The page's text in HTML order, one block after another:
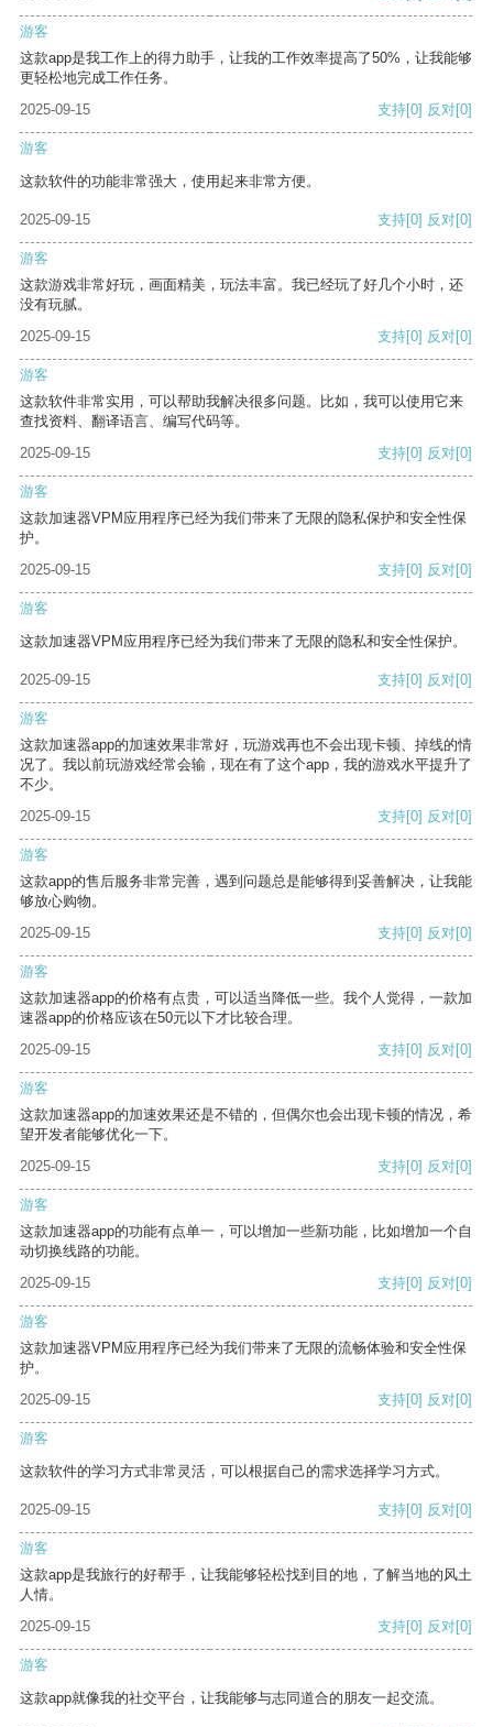
游客
这款app是我工作上的得力助手，让我的工作效率提高了50%，让我能够
更轻松地完成工作任务。
2025-09-15
支持[0] 反对[0]
游客
这款软件的功能非常强大，使用起来非常方便。
2025-09-15 支持[0] 反对[0]
游客
这款游戏非常好玩，画面精美，玩法丰富。我已经玩了好几个小时，还
没有玩腻。
2025-09-15
支持[0] 反对[0]
游客
这款软件非常实用，可以帮助我解决很多问题。比如，我可以使用它来
查找资料、翻译语言、编写代码等。
2025-09-15
支持[0] 反对[0]
游客
这款加速器VPM应用程序已经为我们带来了无限的隐私保护和安全性保
护。
2025-09-15
支持[0] 反对[0]
游客
这款加速器VPM应用程序已经为我们带来了无限的隐私和安全性保护。
2025-09-15 支持[0] 反对[0]
游客
这款加速器app的加速效果非常好，玩游戏再也不会出现卡顿、掉线的情
况了。我以前玩游戏经常会输，现在有了这个app，我的游戏水平提升了
不少。
2025-09-15
支持[0] 反对[0]
游客
这款app的售后服务非常完善，遇到问题总是能够得到妥善解决，让我能
够放心购物。
2025-09-15
支持[0] 反对[0]
游客
这款加速器app的价格有点贵，可以适当降低一些。我个人觉得，一款加
速器app的价格应该在50元以下才比较合理。
2025-09-15
支持[0] 反对[0]
游客
这款加速器app的加速效果还是不错的，但偶尔也会出现卡顿的情况，希
望开发者能够优化一下。
2025-09-15
支持[0] 反对[0]
游客
这款加速器app的功能有点单一，可以增加一些新功能，比如增加一个自
动切换线路的功能。
2025-09-15
支持[0] 反对[0]
游客
这款加速器VPM应用程序已经为我们带来了无限的流畅体验和安全性保
护。
2025-09-15
支持[0] 反对[0]
游客
这款软件的学习方式非常灵活，可以根据自己的需求选择学习方式。
2025-09-15 支持[0] 反对[0]
游客
这款app是我旅行的好帮手，让我能够轻松找到目的地，了解当地的风土
人情。
2025-09-15
支持[0] 反对[0]
游客
这款app就像我的社交平台，让我能够与志同道合的朋友一起交流。